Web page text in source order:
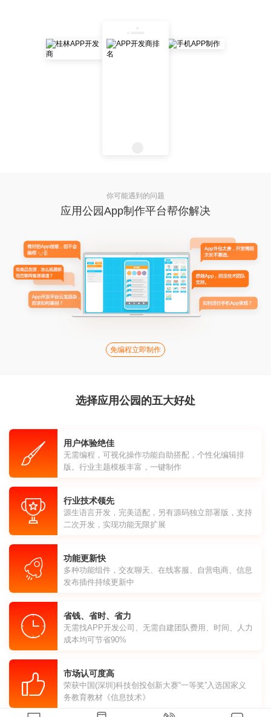
你可能遇到的问题
应用公园App制作平台帮你解决
免编程立即制作
选择应用公园的五大好处
用户体验绝佳
无需编程，可视化操作功能自助搭配，个性化编辑排
版。行业主题模板丰富，一键制作
行业技术领先
源生语言开发，完美适配，另有源码独立部署版，支持
二次开发，实现功能无限扩展
功能更新快
多种功能组件，交友聊天、在线客服、自营电商、信息
发布插件持续更新中
省钱、省时、省力
无需找APP开发公司、无需自建团队费用、时间、人力
成本均可节省90%
市场认可度高
荣获中国(深圳)科技创投创新大赛“一等奖”入选国家义
务教育教材《信息技术》